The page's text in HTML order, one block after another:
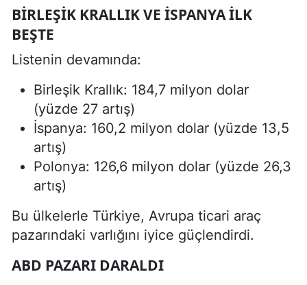
BIRLEŞIK KRALLIK VE İSPANYA ILK
BEŞTE
Listenin devamında:
Birleşik Krallık: 184,7 milyon dolar
(yüzde 27 artış)
İspanya: 160,2 milyon dolar (yüzde 13,5
artış)
Polonya: 126,6 milyon dolar (yüzde 26,3
artış)
Bu ülkelerle Türkiye, Avrupa ticari araç
pazarındaki varlığını iyice güçlendirdi.
ABD PAZARI DARALDI